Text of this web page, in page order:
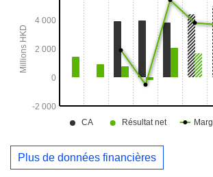
Plus de données financières